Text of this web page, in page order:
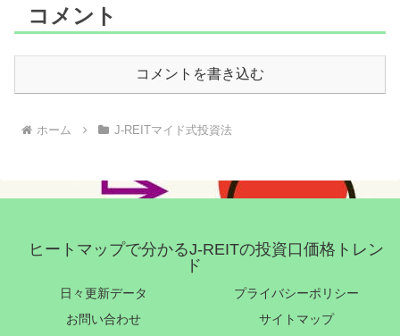
コメント
コメントを書き込む
ホーム J-REITマイド式投資法
ヒートマップで分かるJ-REITの投資口価格トレン
ド
日々更新データ
プライバシーポリシー
お問い合わせ
サイトマップ